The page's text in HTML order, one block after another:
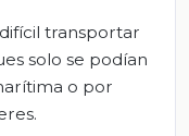
transportar
solo se podían
o por